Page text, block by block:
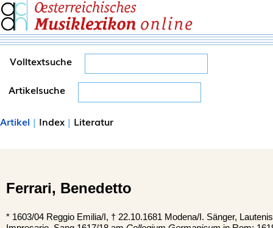
Volltextsuche
Artikelsuche
Artikel | Index | Literatur
Ferrari, Benedetto
* 1603/04 Reggio Emilia/I, † 22.10.1681 Modena/I. Sänger,